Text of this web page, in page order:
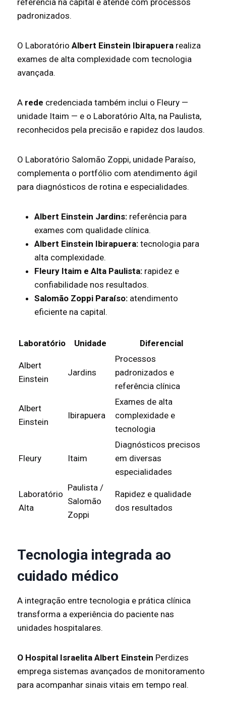
padronizados.
O Laboratório Albert Einstein Ibirapuera realiza
exames de alta complexidade com tecnologia
avançada.
A rede credenciada também inclui o Fleury —
unidade Itaim — e o Laboratório Alta, na Paulista,
reconhecidos pela precisão e rapidez dos laudos.
O Laboratório Salomão Zoppi, unidade Paraíso,
complementa o portfólio com atendimento ágil
para diagnósticos de rotina e especialidades.
Albert Einstein Jardins: referência para
exames com qualidade clínica.
Albert Einstein Ibirapuera: tecnologia para
alta complexidade.
Fleury Itaim e Alta Paulista: rapidez e
confiabilidade nos resultados.
Salomão Zoppi Paraíso: atendimento
eficiente na capital.
Laboratório Unidade Diferencial
Albert
Einstein
Jardins
Processos
padronizados e
referência clínica
Albert
Einstein
Ibirapuera
Exames de alta
complexidade e
tecnologia
Fleury Itaim
Diagnósticos precisos
em diversas
especialidades
Laboratório
Alta
Paulista /
Salomão
Zoppi
Rapidez e qualidade
dos resultados
Tecnologia integrada ao
cuidado médico
A integração entre tecnologia e prática clínica
transforma a experiência do paciente nas
unidades hospitalares.
O Hospital Israelita Albert Einstein Perdizes
emprega sistemas avançados de monitoramento
para acompanhar sinais vitais em tempo real.